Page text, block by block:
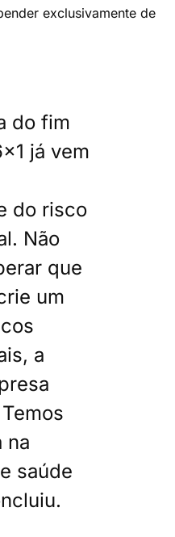
exclusivamente de
do fim
já vem
do risco
Não
que
um
a
na
saúde